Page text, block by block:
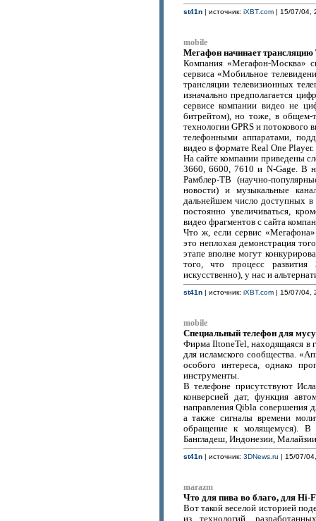
st41n| источник: iXBT.com| 15/07/04,
mobile
Мегафон начинает
Компания «Мегафон-Москва»
сервиса «Мобильное
трансляции телевизионных
изначально предполагается
сервисе компании видео не
битрейтом), но тоже, в общем-
технологии GPRS и потокового
телефонными аппаратами,
видео в формате Real One Player.
На сайте компании приведены
3660, 6600, 7610 и N-Gage. В
Рамблер-ТВ (научно-
новости) и музыкальные
дальнейшем число доступных в
постоянно увеличиваться,
видео фрагментов с сайта
Что ж, если сервис
это неплохая демонстрация
этапе вполне могут
того, что процесс
искусственно), у нас и
st41n| источник: iXBT.com| 15/07/04,
mobile
Специальный телефон для
Фирма IltoneTel, находящаяся в
для исламского сообщества.
особого интереса, однако
инструменты.
В телефоне присутствуют
конверсией дат, функция
направления Qibla совершения
а также сигналы времени
обращение к молящемуся).
Бангладеш, Индонезии,
st41n| источник: 3DNews.ru | 15/07/
marazm
Что для пива во благо, для Hi-
Вот такой веселой историей
из технологий,